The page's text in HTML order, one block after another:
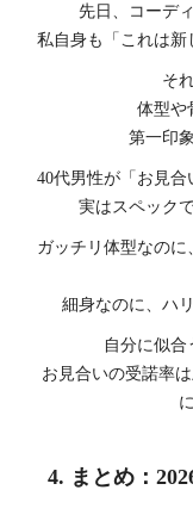
先日、コーデ
私自身も「これは新
そ
体型や
第一印
40代男性が「お見合
実はスペック
ガッチリ体型なの
細身なのに、ハ
自分に似合
お見合いの受諾率
4. まとめ：